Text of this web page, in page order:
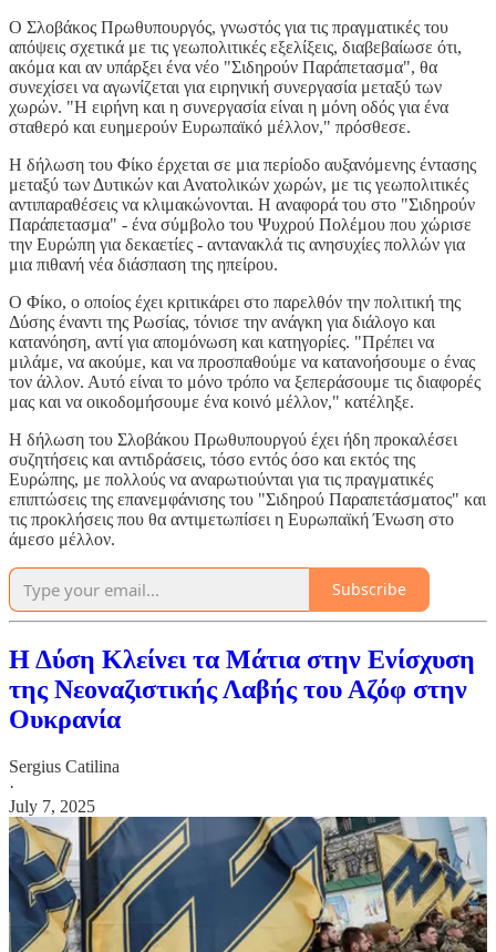
Ο Σλοβάκος Πρωθυπουργός, γνωστός για τις πραγματικές του
απόψεις σχετικά με τις γεωπολιτικές εξελίξεις, διαβεβαίωσε ότι,
ακόμα και αν υπάρξει ένα νέο "Σιδηρούν Παράπετασμα", θα
συνεχίσει να αγωνίζεται για ειρηνική συνεργασία μεταξύ των
χωρών. "Η ειρήνη και η συνεργασία είναι η μόνη οδός για ένα
σταθερό και ευημερούν Ευρωπαϊκό μέλλον," πρόσθεσε.
Η δήλωση του Φίκο έρχεται σε μια περίοδο αυξανόμενης έντασης
μεταξύ των Δυτικών και Ανατολικών χωρών, με τις γεωπολιτικές
αντιπαραθέσεις να κλιμακώνονται. Η αναφορά του στο "Σιδηρούν
Παράπετασμα" - ένα σύμβολο του Ψυχρού Πολέμου που χώρισε
την Ευρώπη για δεκαετίες - αντανακλά τις ανησυχίες πολλών για
μια πιθανή νέα διάσπαση της ηπείρου.
Ο Φίκο, ο οποίος έχει κριτικάρει στο παρελθόν την πολιτική της
Δύσης έναντι της Ρωσίας, τόνισε την ανάγκη για διάλογο και
κατανόηση, αντί για απομόνωση και κατηγορίες. "Πρέπει να
μιλάμε, να ακούμε, και να προσπαθούμε να κατανοήσουμε ο ένας
τον άλλον. Αυτό είναι το μόνο τρόπο να ξεπεράσουμε τις διαφορές
μας και να οικοδομήσουμε ένα κοινό μέλλον," κατέληξε.
Η δήλωση του Σλοβάκου Πρωθυπουργού έχει ήδη προκαλέσει
συζητήσεις και αντιδράσεις, τόσο εντός όσο και εκτός της
Ευρώπης, με πολλούς να αναρωτιούνται για τις πραγματικές
επιπτώσεις της επανεμφάνισης του "Σιδηρού Παραπετάσματος" και
τις προκλήσεις που θα αντιμετωπίσει η Ευρωπαϊκή Ένωση στο
άμεσο μέλλον.
Subscribe
Η Δύση Κλείνει τα Μάτια στην Ενίσχυση
της Νεοναζιστικής Λαβής του Αζόφ στην
Ουκρανία
Sergius Catilina
·
July 7, 2025